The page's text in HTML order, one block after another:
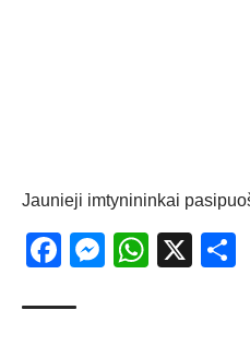
Jaunieji imtynininkai
Facebook
X